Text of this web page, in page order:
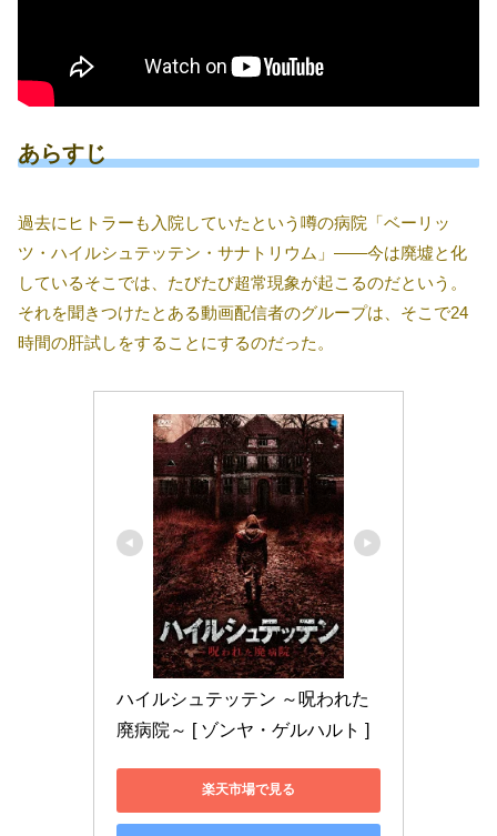
あらすじ
過去にヒトラーも入院していたという噂の病院「ベーリッ
ツ・ハイルシュテッテン・サナトリウム」――今は廃墟と化
しているそこでは、たびたび超常現象が起こるのだという。
それを聞きつけたとある動画配信者のグループは、そこで24
時間の肝試しをすることにするのだった。
ハイルシュテッテン ～呪われた
廃病院～ [ ゾンヤ・ゲルハルト ]
楽天市場で見る